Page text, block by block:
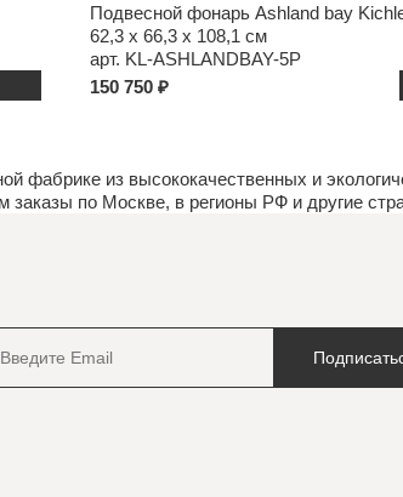
Подвесной фонарь Ashland bay
62,3 x 66,3 x 108,1 см
арт. KL-ASHLANDBAY-5P
150 750 ₽
фабрике из высококачественных и
заказы по Москве, в регионы РФ и другие